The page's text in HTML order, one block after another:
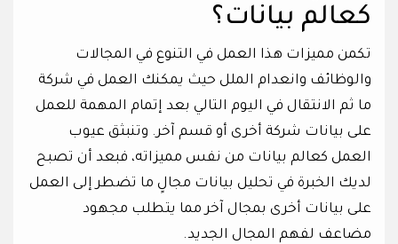
كعالم بيانات؟
تكمن مميزات هذا العمل في التنوع في المجالات
والوظائف وانعدام الملل حيث يمكنك العمل في شركة
ما ثم الانتقال في اليوم التالي بعد إتمام المهمة للعمل
على بيانات شركة أخرى أو قسم آخر. وتنبثق عيوب
العمل كعالم بيانات من نفس مميزاته، فبعد أن تصبح
لديك الخبرة في تحليل بيانات مجالٍ ما تضطر إلى العمل
على بيانات أخرى بمجال آخر مما يتطلب مجهود
مضاعف لفهم المجال الجديد.